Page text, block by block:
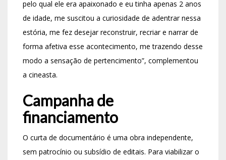
pelo qual ele era apaixonado e eu tinha apenas 2 anos
de idade, me suscitou a curiosidade de adentrar nessa
estória, me fez desejar reconstruir, recriar e narrar de
forma afetiva esse acontecimento, me trazendo desse
modo a sensação de pertencimento”, complementou
a cineasta.
Campanha de
financiamento
O curta de documentário é uma obra independente,
sem patrocínio ou subsídio de editais. Para viabilizar o